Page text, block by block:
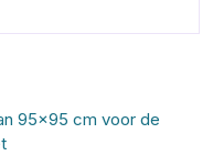
95×95 cm voor de